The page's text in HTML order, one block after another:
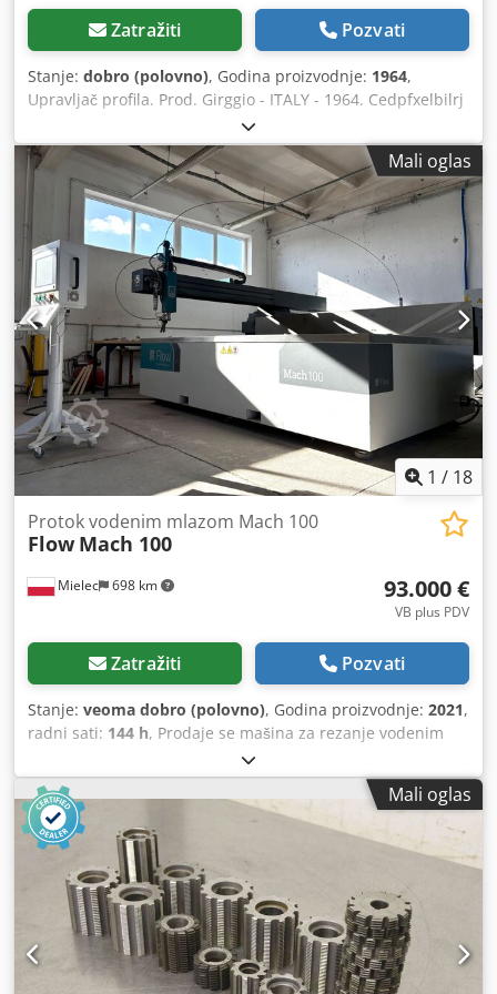
Zatražiti Pozvati
Stanje: dobro (polovno), Godina proizvodnje: 1964,
Upravljač profila. Prod. Girggio - ITALY - 1964. Cedpfxelbilrj
Af Reha Tip. PA-14. Glavni motor 8kW. Roler pogon motor
5,5kW. Dimenzije LxWxH: 2200 x 1300 x 1400 Težina oko
3000kg.
Mali oglas
1 / 18
Mielec 698 km
Protok vodenim mlazom Mach 100
Flow Mach 100
93.000 €
VB plus PDV
Zatražiti Pozvati
Stanje: veoma dobro (polovno), Godina proizvodnje: 2021,
radni sati: 144 h, Prodaje se mašina za rezanje vodenim
mlazom / vodenim mlazom. model Mach 100 Mašina ima
144 radna vremena Mašina je pregledana i procenjena od
strane stručnjaka FLOV Površina sečenja 3k2 metra. Mašina
je u veoma dobrom tehničkom stanju - povremeno se
koristi za sopstvenu proizvodnju, ima samo radno vreme.
Manje od 2 tone granata pretvoreno. Trenutno je mašina
pokrenuta i potpuno spremna za rad, moguće je u
potpunosti testirati pre kupovine. U Imam mnogo
rezervnih delova za uređaj: - cevi za mešanje. - dijamantski
otvori - mešanje tela - Veliki servisni komplet pumpe
(glavni komplet) - štitnici za glavu Uređaj ima prilog za
Mali oglas